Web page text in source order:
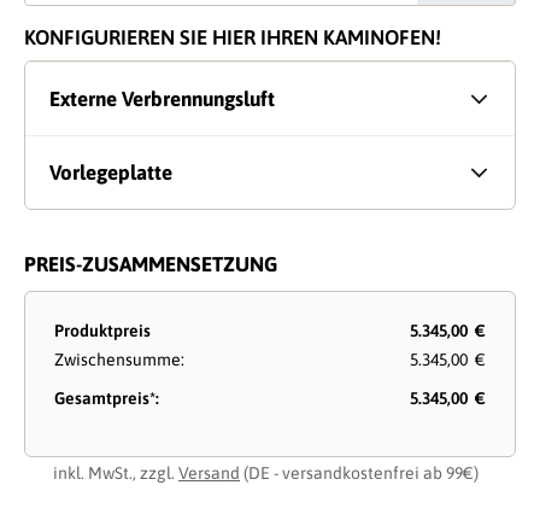
KONFIGURIEREN SIE HIER IHREN KAMINOFEN!
Externe Verbrennungsluft
Vorlegeplatte
PREIS-ZUSAMMENSETZUNG
Produktpreis
5.345,00 €
Zwischensumme:
5.345,00 €
Gesamtpreis*:
5.345,00 €
inkl. MwSt., zzgl. Versand (DE - versandkostenfrei ab 99€)